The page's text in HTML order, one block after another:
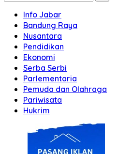
Info Jabar
Bandung Raya
Nusantara
Pendidikan
Ekonomi
Serba Serbi
Parlementaria
Pemuda dan Olahraga
Pariwisata
Hukrim